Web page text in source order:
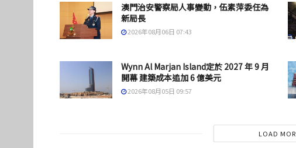
澳門治安警察局人事變動，伍素萍委任為
新局長
2026年08月06日 07:43
Wynn Al Marjan Island定於 2027 年 9 月
開幕 建築成本追加 6 億美元
2026年08月05日 09:57
LOAD